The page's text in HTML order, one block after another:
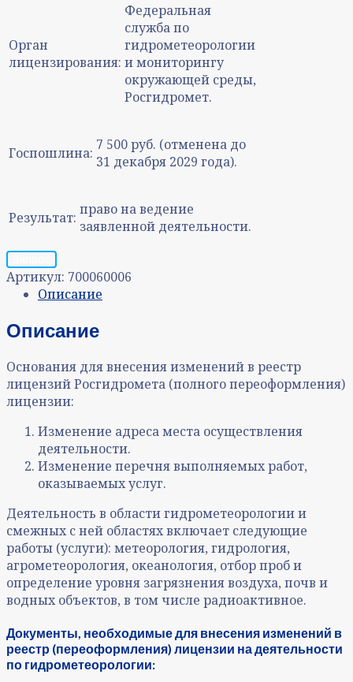
Орган
лицензирования:
Федеральная
служба по
гидрометеорологии
и мониторингу
окружающей среды,
Росгидромет.
Госпошлина: 7 500 руб. (отменена до
31 декабря 2029 года).
Результат: право на ведение
заявленной деятельности.
Артикул: 700060006
Описание
Описание
Основания для внесения изменений в реестр
лицензий Росгидромета (полного переоформления)
лицензии:
Изменение адреса места осуществления
деятельности.
Изменение перечня выполняемых работ,
оказываемых услуг.
Деятельность в области гидрометеорологии и
смежных с ней областях включает следующие
работы (услуги): метеорология, гидрология,
агрометеорология, океанология, отбор проб и
определение уровня загрязнения воздуха, почв и
водных объектов, в том числе радиоактивное.
Документы, необходимые для внесения изменений в
реестр (переоформления) лицензии на деятельности
по гидрометеорологии: